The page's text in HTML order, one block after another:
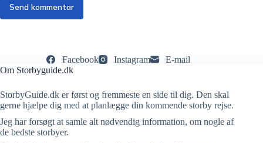
Send kommentar
Facebook Instagram
E-mail
Om Storbyguide.dk
StorbyGuide.dk er først og fremmeste en side til dig. Den skal
gerne hjælpe dig med at planlægge din kommende storby rejse.
Jeg har forsøgt at samle alt nødvendig information, om nogle af
de bedste storbyer.